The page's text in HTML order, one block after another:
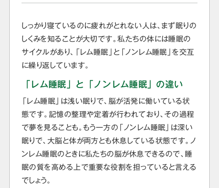
しっかり寝ているのに疲れがとれない人は、まず眠りの
しくみを知ることが大切です。私たちの体には睡眠の
サイクルがあり、「レム睡眠」と「ノンレム睡眠」を交互
に繰り返しています。
「レム睡眠」と「ノンレム睡眠」の違い
「レム睡眠」は浅い眠りで、脳が活発に働いている状
態です。記憶の整理や定着が行われており、その過程
で夢を見ることも。もう一方の「ノンレム睡眠」は深い
眠りで、大脳と体が両方とも休息している状態です。ノ
ンレム睡眠のときに私たちの脳が休息できるので、睡
眠の質を高める上で重要な役割を担っていると言える
でしょう。